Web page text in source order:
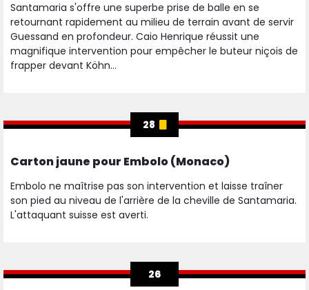
Santamaria s'offre une superbe prise de balle en se
retournant rapidement au milieu de terrain avant de servir
Guessand en profondeur. Caio Henrique réussit une
magnifique intervention pour empêcher le buteur niçois de
frapper devant Köhn...
28
Carton jaune pour Embolo (Monaco)
Embolo ne maîtrise pas son intervention et laisse traîner
son pied au niveau de l'arrière de la cheville de Santamaria.
L'attaquant suisse est averti.
26